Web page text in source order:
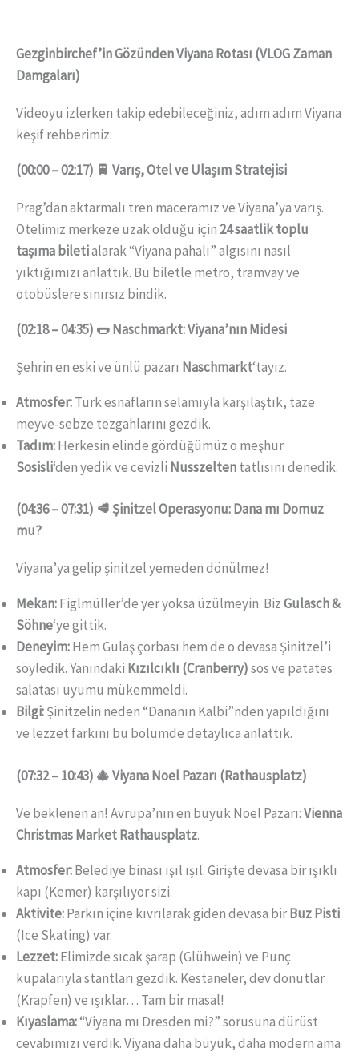
Gezginbirchef’in Gözünden Viyana Rotası (VLOG Zaman
Damgaları)
Videoyu izlerken takip edebileceğiniz, adım adım Viyana
keşif rehberimiz:
(00:00 – 02:17) 🚆 Varış, Otel ve Ulaşım Stratejisi
Prag’dan aktarmalı tren maceramız ve Viyana’ya varış.
Otelimiz merkeze uzak olduğu için 24 saatlik toplu
taşıma biletialarak “Viyana pahalı” algısını nasıl
yıktığımızı anlattık. Bu biletle metro, tramvay ve
otobüslere sınırsız bindik.
(02:18 – 04:35) 🌭 Naschmarkt: Viyana’nın Midesi
Şehrin en eski ve ünlü pazarı Naschmarkt‘tayız.
Atmosfer:Türk esnafların selamıyla karşılaştık, taze
meyve-sebze tezgahlarını gezdik.
Tadım:Herkesin elinde gördüğümüz o meşhur
Sosisli‘den yedik ve cevizli Nusszeltentatlısını denedik.
(04:36 – 07:31) 🥩 Şinitzel Operasyonu: Dana mı Domuz
mu?
Viyana’ya gelip şinitzel yemeden dönülmez!
Mekan:Figlmüller’de yer yoksa üzülmeyin. BizGulasch &
Söhne‘ye gittik.
Deneyim:Hem Gulaş çorbası hem de o devasa Şinitzel’i
söyledik. Yanındaki Kızılcıklı (Cranberry)sos ve patates
salatası uyumu mükemmeldi.
Bilgi:Şinitzelin neden “Dananın Kalbi”nden yapıldığını
ve lezzet farkını bu bölümde detaylıca anlattık.
(07:32 – 10:43) 🎄 Viyana Noel Pazarı (Rathausplatz)
Ve beklenen an! Avrupa’nın en büyük Noel Pazarı:Vienna
Christmas Market Rathausplatz.
Atmosfer:Belediye binası ışıl ışıl. Girişte devasa bir ışıklı
kapı (Kemer) karşılıyor sizi.
Aktivite:Parkın içine kıvrılarak giden devasa birBuz Pisti
(Ice Skating) var.
Lezzet:Elimizde sıcak şarap (Glühwein) ve Punç
kupalarıyla stantları gezdik. Kestaneler, dev donutlar
(Krapfen) ve ışıklar… Tam bir masal!
Kıyaslama:“Viyana mı Dresden mi?” sorusuna dürüst
cevabımızı verdik. Viyana daha büyük, daha modern ama